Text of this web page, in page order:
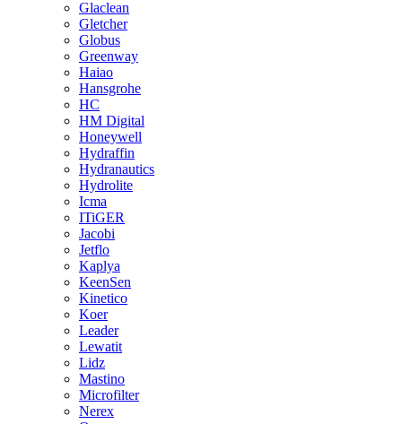
Glaclean
Gletcher
Globus
Greenway
Haiao
Hansgrohe
HC
HM Digital
Honeywell
Hydraffin
Hydranautics
Hydrolite
Icma
ITiGER
Jacobi
Jetflo
Kaplya
KeenSen
Kinetico
Koer
Leader
Lewatit
Lidz
Mastino
Microfilter
Nerex